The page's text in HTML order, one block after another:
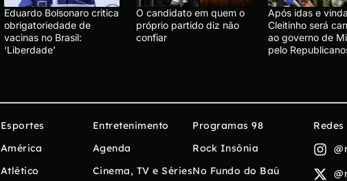
Eduardo Bolsonaro critica
obrigatoriedade de
vacinas no Brasil:
‘Liberdade’
O candidato em quem o
próprio partido diz não
confiar
Após idas e
Cleitinho será
ao governo de
pelo
Esportes
América
Atlético
Entretenimento
Agenda
Cinema, TV e Séries
Programas 98
Rock Insônia
No Fundo do Baú